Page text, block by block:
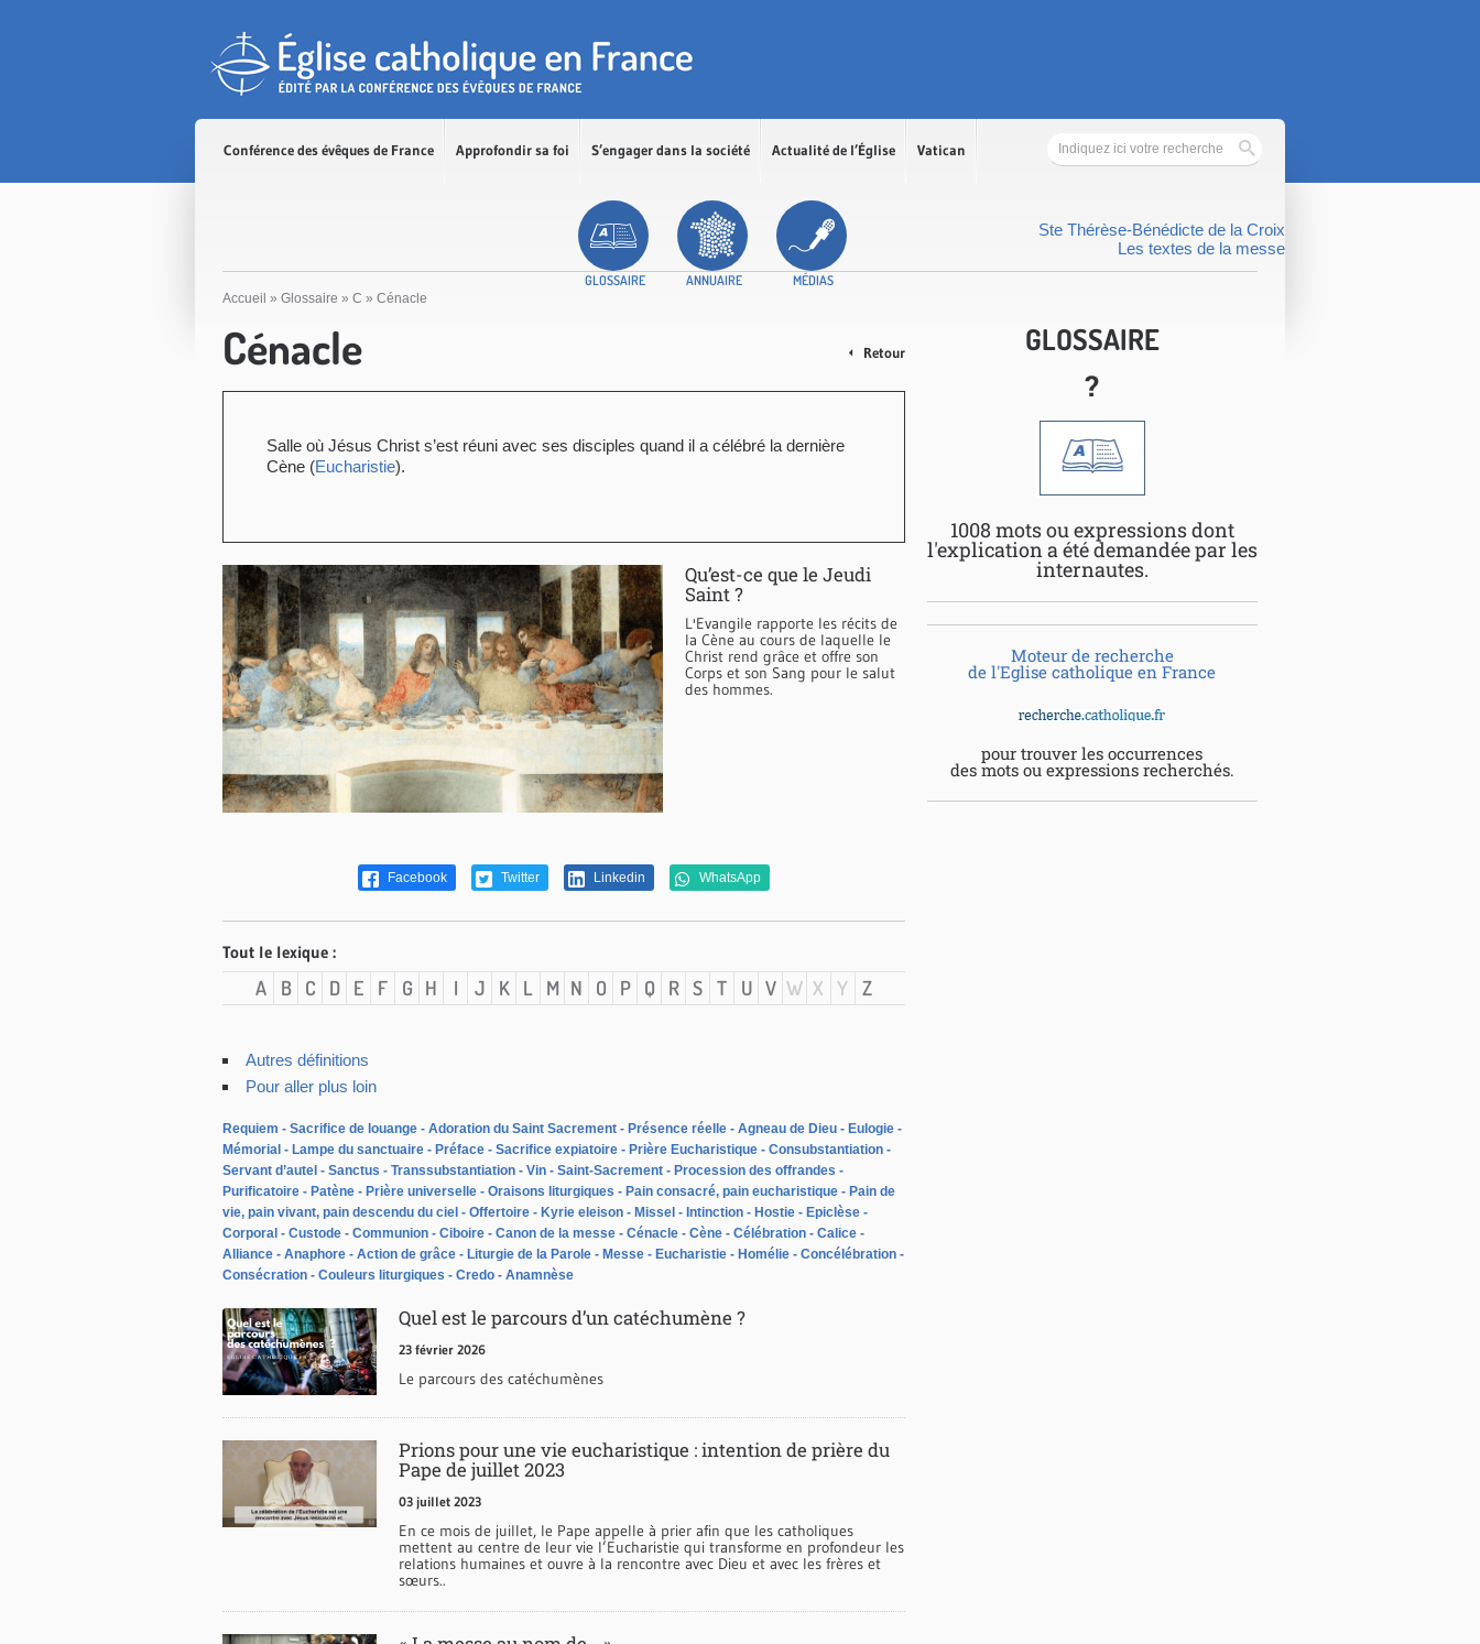
Conférence des évêques de France Approfondir sa foi S’engager dans la société Actualité de l’Église Vatican
GLOSSAIRE ANNUAIRE MÉDIAS
Ste Thérèse-Bénédicte de la Croix
Les textes de la messe
Accueil » Glossaire » C » Cénacle
Cénacle Retour
Salle où Jésus Christ s’est réuni avec ses disciples quand il a célébré la dernière
Cène (Eucharistie).
Qu’est-ce que le Jeudi
Saint ?
L'Evangile rapporte les récits de
la Cène au cours de laquelle le
Christ rend grâce et offre son
Corps et son Sang pour le salut
des hommes.
Facebook Twitter Linkedin WhatsApp
Tout le lexique :
A B C D E F G H I J K L M N O P Q R S T U V W X Y Z
Autres définitions
Pour aller plus loin
Requiem Sacrifice de louange Adoration du Saint Sacrement Présence réelle Agneau de Dieu
Eulogie
Mémorial
Lampe du sanctuaire Préface Sacrifice expiatoire Prière Eucharistique
Consubstantiation
Servant d’autel
Sanctus Transsubstantiation Vin Saint-Sacrement
Procession des offrandes
Purificatoire
Patène Prière universelle Oraisons liturgiques Pain consacré, pain eucharistique
Pain de
vie, pain vivant, pain descendu du ciel
Offertoire Kyrie eleison Missel Intinction Hostie
Epiclèse
Corporal
Custode Communion Ciboire Canon de la messe Cénacle Cène Célébration
Calice
Alliance
Anaphore Action de grâce Liturgie de la Parole Messe Eucharistie Homélie
Concélébration
Consécration
Couleurs liturgiques Credo Anamnèse
Quel est le parcours d’un catéchumène ?
23 février 2026
Le parcours des catéchumènes
Prions pour une vie eucharistique : intention de prière du
Pape de juillet 2023
03 juillet 2023
En ce mois de juillet, le Pape appelle à prier afin que les catholiques
mettent au centre de leur vie l’Eucharistie qui transforme en profondeur les
relations humaines et ouvre à la rencontre avec Dieu et avec les frères et
sœurs..
GLOSSAIRE
?
1008 mots ou expressions dont
l'explication a été demandée par les
internautes.
Moteur de recherche
de l'Eglise catholique en France
pour trouver les occurrences
des mots ou expressions recherchés.